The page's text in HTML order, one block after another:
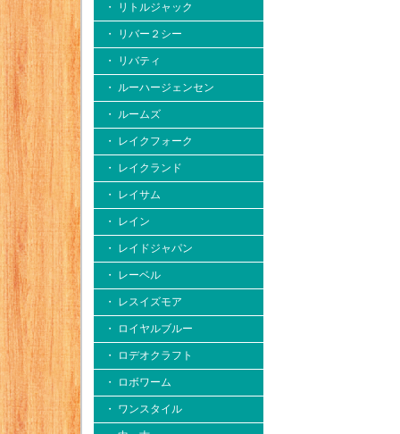
・ リトルジャック
・ リバー２シー
・ リバティ
・ ルーハージェンセン
・ ルームズ
・ レイクフォーク
・ レイクランド
・ レイサム
・ レイン
・ レイドジャパン
・ レーベル
・ レスイズモア
・ ロイヤルブルー
・ ロデオクラフト
・ ロボワーム
・ ワンスタイル